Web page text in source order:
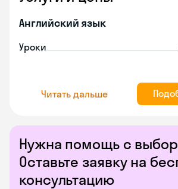
Нужна помощь с
Оставьте заявку на
консультацию
Английский язык
Уроки
Читать дальше